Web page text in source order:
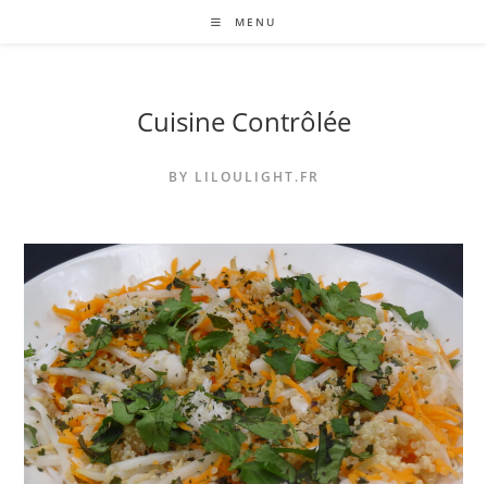
MENU
Cuisine Contrôlée
BY LILOULIGHT.FR